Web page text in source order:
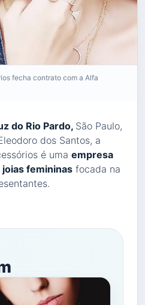
fecha contrato com a Alfa
do Rio Pardo, São Paulo,
dos Santos, a
é uma empresa
femininas focada na